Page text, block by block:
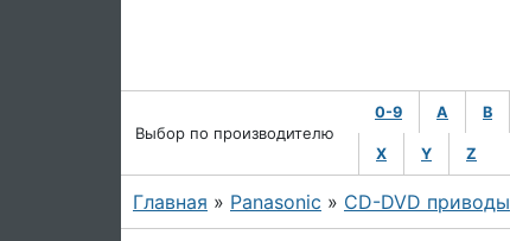
Выбор по производителю
0-9 A B
X Y Z
Главная » Panasonic » CD-DVD приводы